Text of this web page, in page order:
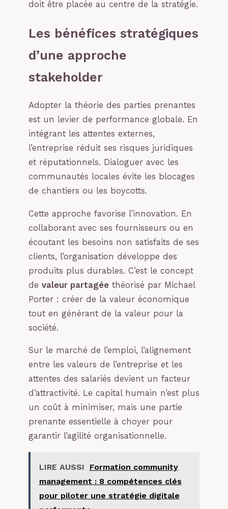
doit être placée au centre de la stratégie.
Les bénéfices stratégiques
d’une approche
stakeholder
Adopter la théorie des parties prenantes
est un levier de performance globale. En
intégrant les attentes externes,
l’entreprise réduit ses risques juridiques
et réputationnels. Dialoguer avec les
communautés locales évite les blocages
de chantiers ou les boycotts.
Cette approche favorise l’innovation. En
collaborant avec ses fournisseurs ou en
écoutant les besoins non satisfaits de ses
clients, l’organisation développe des
produits plus durables. C’est le concept
de valeur partagée théorisé par Michael
Porter : créer de la valeur économique
tout en générant de la valeur pour la
société.
Sur le marché de l’emploi, l’alignement
entre les valeurs de l’entreprise et les
attentes des salariés devient un facteur
d’attractivité. Le capital humain n’est plus
un coût à minimiser, mais une partie
prenante essentielle à choyer pour
garantir l’agilité organisationnelle.
LIRE AUSSI
Formation community
management : 8 compétences clés
pour piloter une stratégie digitale